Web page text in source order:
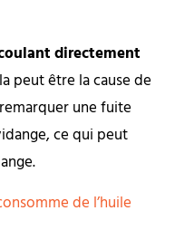
directement
peut être la cause de
une fuite
ce qui peut
de l’huile